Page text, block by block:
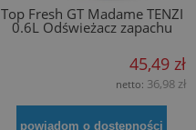
Top Fresh GT Madame TENZI
0.6L Odświeżacz zapachu
45,49 zł
netto: 36,98 zł
powiadom o dostępności